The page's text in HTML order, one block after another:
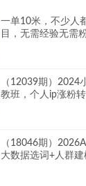
一单10米，不少人
目，无需经验无需
（12039期）2024
教班，个人ip涨粉
（18046期）
大数据选词+人群